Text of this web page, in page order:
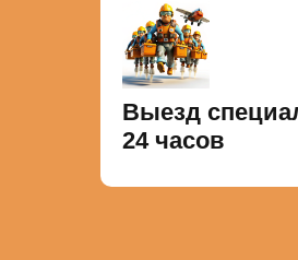
Выезд
24 часов